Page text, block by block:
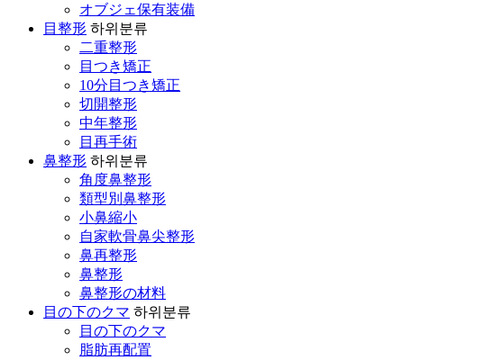
オブジェ保有装備
目整形 하위분류
二重整形
目つき矯正
10分目つき矯正
切開整形
中年整形
目再手術
鼻整形 하위분류
角度鼻整形
類型別鼻整形
小鼻縮小
自家軟骨鼻尖整形
鼻再整形
鼻整形
鼻整形の材料
目の下のクマ 하위분류
目の下のクマ
脂肪再配置